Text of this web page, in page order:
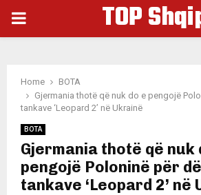
PRIMARY
TOP
Home
BOTA
Gjermania thotë që nuk do e pengojë
tankave ‘Leopard 2’ në Ukrainë
BOTA
Gjermania thotë që nuk
pengojë Poloninë për
tankave ‘Leopard 2’ në